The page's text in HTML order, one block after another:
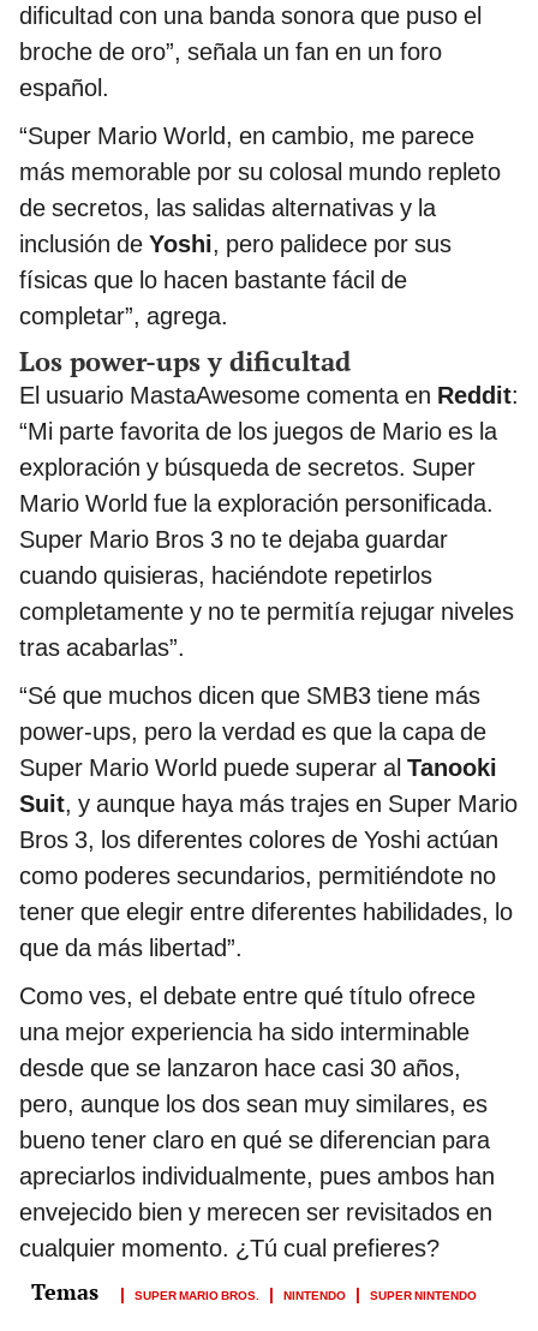
dificultad con una banda sonora que puso el
broche de oro”, señala un fan en un foro
español.
“Super Mario World, en cambio, me parece
más memorable por su colosal mundo repleto
de secretos, las salidas alternativas y la
inclusión de Yoshi, pero palidece por sus
físicas que lo hacen bastante fácil de
completar”, agrega.
Los power-ups y dificultad
El usuario MastaAwesome comenta en Reddit:
“Mi parte favorita de los juegos de Mario es la
exploración y búsqueda de secretos. Super
Mario World fue la exploración personificada.
Super Mario Bros 3 no te dejaba guardar
cuando quisieras, haciéndote repetirlos
completamente y no te permitía rejugar niveles
tras acabarlas”.
“Sé que muchos dicen que SMB3 tiene más
power-ups, pero la verdad es que la capa de
Super Mario World puede superar al Tanooki
Suit, y aunque haya más trajes en Super Mario
Bros 3, los diferentes colores de Yoshi actúan
como poderes secundarios, permitiéndote no
tener que elegir entre diferentes habilidades, lo
que da más libertad”.
Como ves, el debate entre qué título ofrece
una mejor experiencia ha sido interminable
desde que se lanzaron hace casi 30 años,
pero, aunque los dos sean muy similares, es
bueno tener claro en qué se diferencian para
apreciarlos individualmente, pues ambos han
envejecido bien y merecen ser revisitados en
cualquier momento. ¿Tú cual prefieres?
SUPER MARIO BROS. NINTENDO SUPER NINTENDO